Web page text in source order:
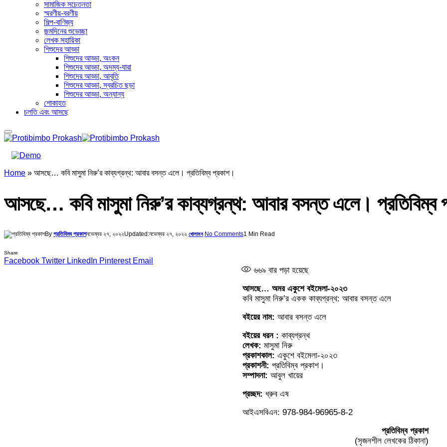
সামাজিক সচেতনতা
স্মরণীয়-বরণীয়
শিল্প-বাণিজ্য
জন্মদিনের শুভেচ্ছা
লেখক সহায়িকা
শিশুদের আড্ডা
শিশুদের আড্ডা, অংকন
শিশুদের আড্ডা, অদম্য-যারা
শিশুদের আড্ডা, আবৃতি
শিশুদের আড্ডা, স্বরচিত ছড়া
শিশুদের আড্ডা, অন্যান্য
শোকাহত
চলতি এবং আসছে
Home » আসছে… কবি মাসুমা নিরু’র কাব্যগ্রন্থ: আবার বসন্ত এলে। প্রতিবিম্ব প্রকাশ।
আসছে… কবি মাসুমা নিরু’র কাব্যগ্রন্থ: আবার বসন্ত এলে। প্রতিবিম্ব
By প্রতিবিম্ব প্রকাশনভেম্বর ২৭, ২০২২Updated:নভেম্বর ২৭, ২০২২ খোলামন No Comments1 Min Read
Share
Facebook Twitter LinkedIn Pinterest Email
৬৬৯বার পড়া হয়েছে
আসছে… অমর একুশে বইমেলা-২০২৩
কবি মাসুমা নিরু’র একক কাব্যগ্রন্থ: আবার বসন্ত এলে
বইয়ের নাম: আবার বসন্ত এলে
বইয়ের ধরন : কাব্যগ্রন্থ
লেখক: মাসুমা নিরু
প্রকাশকাল: একুশে বইমেলা-২০২৩
প্রকাশনী: প্রতিবিম্ব প্রকাশ।
সম্পাদনা: আবুল খায়ের
প্রচ্ছদ: ধ্রুব এষ
আইএসবিএন: 978-984-96965-8-2
প্রতিবিম্ব প্রকাশ
(সৃজনশীল লেখকের ঠিকানা)